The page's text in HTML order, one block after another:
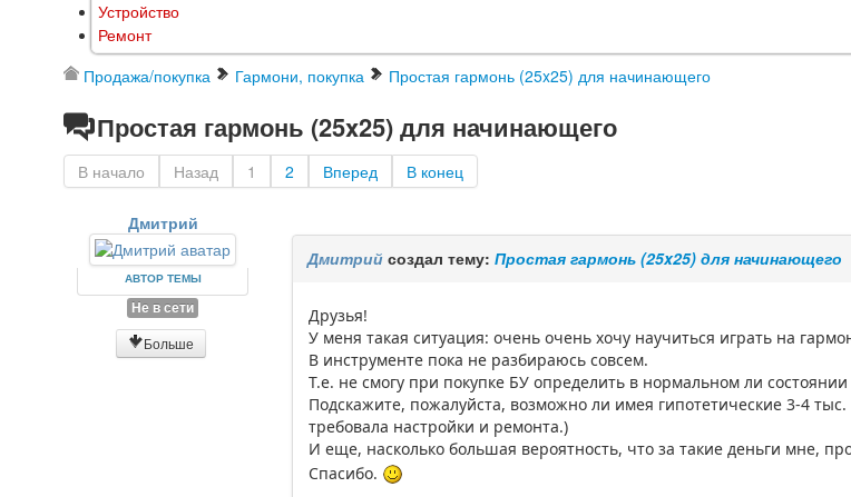
Устройство
Ремонт
Продажа/покупка Гармони, покупка Простая гармонь (25x25) для начинающего
Простая гармонь (25x25) для начинающего
В начало Назад 1 2 Вперед В конец
Дмитрий
АВТОР ТЕМЫ
Не в сети
Больше
Дмитрий создал тему:Простая гармонь (25x25) для начинающего
Друзья!
У меня такая ситуация: очень очень хочу научиться играть на
В инструменте пока не разбираюсь совсем.
Т.е. не смогу при покупке БУ определить в нормальном ли состоянии
Подскажите, пожалуйста, возможно ли имея гипотетические 3-4
требовала настройки и ремонта.)
И еще, насколько большая вероятность, что за такие деньги мне,
Спасибо.